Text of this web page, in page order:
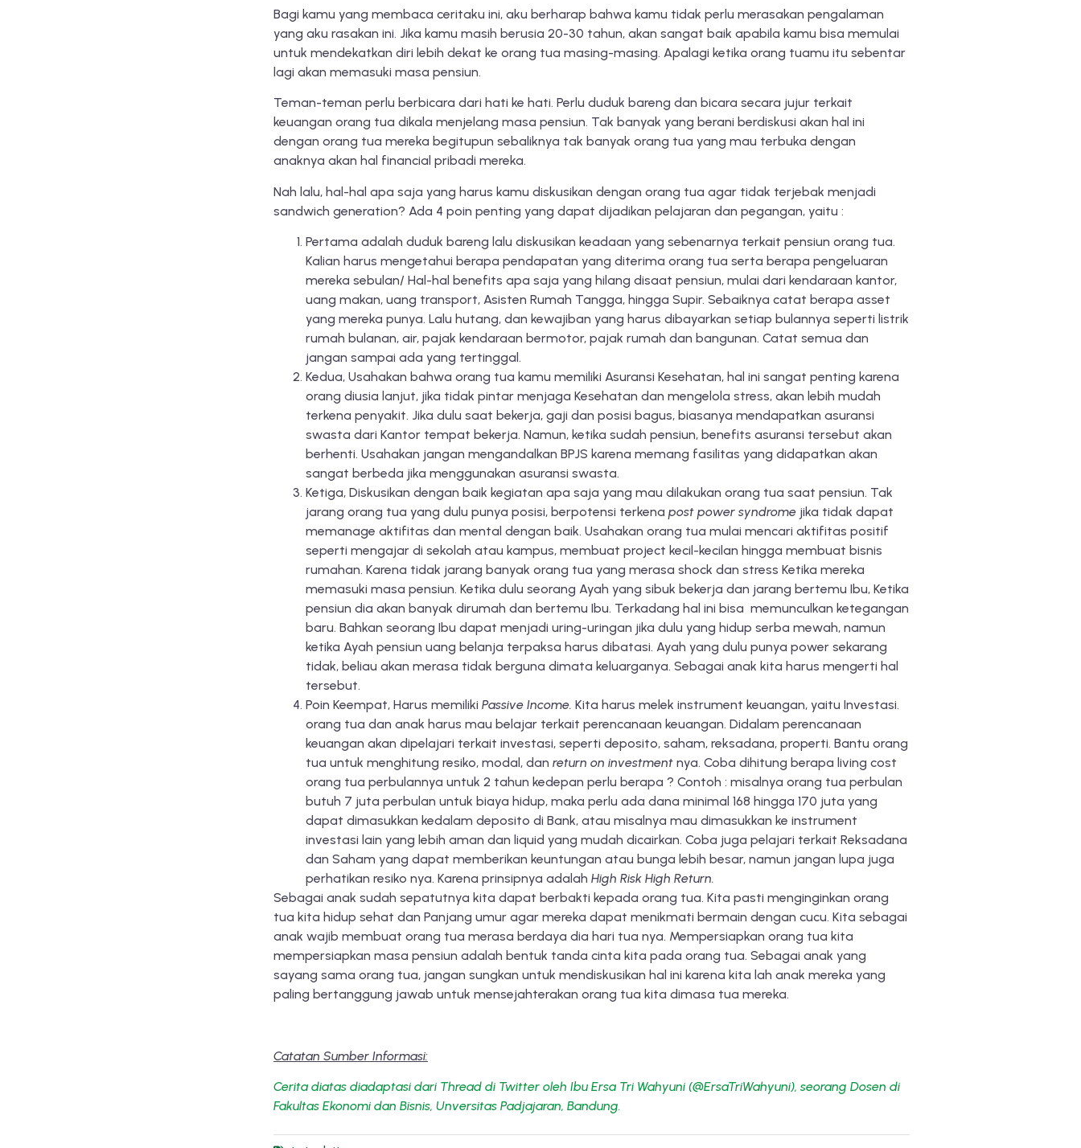
Bagi kamu yang membaca ceritaku ini, aku berharap bahwa kamu tidak perlu merasakan pengalaman
yang aku rasakan ini. Jika kamu masih berusia 20-30 tahun, akan sangat baik apabila kamu bisa memulai
untuk mendekatkan diri lebih dekat ke orang tua masing-masing. Apalagi ketika orang tuamu itu sebentar
lagi akan memasuki masa pensiun.
Teman-teman perlu berbicara dari hati ke hati. Perlu duduk bareng dan bicara secara jujur terkait
keuangan orang tua dikala menjelang masa pensiun. Tak banyak yang berani berdiskusi akan hal ini
dengan orang tua mereka begitupun sebaliknya tak banyak orang tua yang mau terbuka dengan
anaknya akan hal financial pribadi mereka.
Nah lalu, hal-hal apa saja yang harus kamu diskusikan dengan orang tua agar tidak terjebak menjadi
sandwich generation? Ada 4 poin penting yang dapat dijadikan pelajaran dan pegangan, yaitu :
Pertama adalah duduk bareng lalu diskusikan keadaan yang sebenarnya terkait pensiun orang tua.
Kalian harus mengetahui berapa pendapatan yang diterima orang tua serta berapa pengeluaran
mereka sebulan/ Hal-hal benefits apa saja yang hilang disaat pensiun, mulai dari kendaraan kantor,
uang makan, uang transport, Asisten Rumah Tangga, hingga Supir. Sebaiknya catat berapa asset
yang mereka punya. Lalu hutang, dan kewajiban yang harus dibayarkan setiap bulannya seperti listrik
rumah bulanan, air, pajak kendaraan bermotor, pajak rumah dan bangunan. Catat semua dan
jangan sampai ada yang tertinggal.
Kedua, Usahakan bahwa orang tua kamu memiliki Asuransi Kesehatan, hal ini sangat penting karena
orang diusia lanjut, jika tidak pintar menjaga Kesehatan dan mengelola stress, akan lebih mudah
terkena penyakit. Jika dulu saat bekerja, gaji dan posisi bagus, biasanya mendapatkan asuransi
swasta dari Kantor tempat bekerja. Namun, ketika sudah pensiun, benefits asuransi tersebut akan
berhenti. Usahakan jangan mengandalkan BPJS karena memang fasilitas yang didapatkan akan
sangat berbeda jika menggunakan asuransi swasta.
Ketiga, Diskusikan dengan baik kegiatan apa saja yang mau dilakukan orang tua saat pensiun. Tak
jarang orang tua yang dulu punya posisi, berpotensi terkena post power syndromejika tidak dapat
memanage aktifitas dan mental dengan baik. Usahakan orang tua mulai mencari aktifitas positif
seperti mengajar di sekolah atau kampus, membuat project kecil-kecilan hingga membuat bisnis
rumahan. Karena tidak jarang banyak orang tua yang merasa shock dan stress Ketika mereka
memasuki masa pensiun. Ketika dulu seorang Ayah yang sibuk bekerja dan jarang bertemu Ibu, Ketika
pensiun dia akan banyak dirumah dan bertemu Ibu. Terkadang hal ini bisa memunculkan ketegangan
baru. Bahkan seorang Ibu dapat menjadi uring-uringan jika dulu yang hidup serba mewah, namun
ketika Ayah pensiun uang belanja terpaksa harus dibatasi. Ayah yang dulu punya power sekarang
tidak, beliau akan merasa tidak berguna dimata keluarganya. Sebagai anak kita harus mengerti hal
tersebut.
Poin Keempat, Harus memiliki Passive Income. Kita harus melek instrument keuangan, yaitu Investasi.
orang tua dan anak harus mau belajar terkait perencanaan keuangan. Didalam perencanaan
keuangan akan dipelajari terkait investasi, seperti deposito, saham, reksadana, properti. Bantu orang
tua untuk menghitung resiko, modal, dan return on investmentnya. Coba dihitung berapa living cost
orang tua perbulannya untuk 2 tahun kedepan perlu berapa ? Contoh : misalnya orang tua perbulan
butuh 7 juta perbulan untuk biaya hidup, maka perlu ada dana minimal 168 hingga 170 juta yang
dapat dimasukkan kedalam deposito di Bank, atau misalnya mau dimasukkan ke instrument
investasi lain yang lebih aman dan liquid yang mudah dicairkan. Coba juga pelajari terkait Reksadana
dan Saham yang dapat memberikan keuntungan atau bunga lebih besar, namun jangan lupa juga
perhatikan resiko nya. Karena prinsipnya adalah High Risk High Return.
Sebagai anak sudah sepatutnya kita dapat berbakti kepada orang tua. Kita pasti menginginkan orang
tua kita hidup sehat dan Panjang umur agar mereka dapat menikmati bermain dengan cucu. Kita sebagai
anak wajib membuat orang tua merasa berdaya dia hari tua nya. Mempersiapkan orang tua kita
mempersiapkan masa pensiun adalah bentuk tanda cinta kita pada orang tua. Sebagai anak yang
sayang sama orang tua, jangan sungkan untuk mendiskusikan hal ini karena kita lah anak mereka yang
paling bertanggung jawab untuk mensejahterakan orang tua kita dimasa tua mereka.
Catatan Sumber Informasi:
Cerita diatas diadaptasi dari Thread di Twitter oleh IbuErsaTri Wahyuni (@ErsaTriWahyuni), seorang Dosen di
Fakultas Ekonomi dan Bisnis, Unversitas Padjajaran, Bandung.